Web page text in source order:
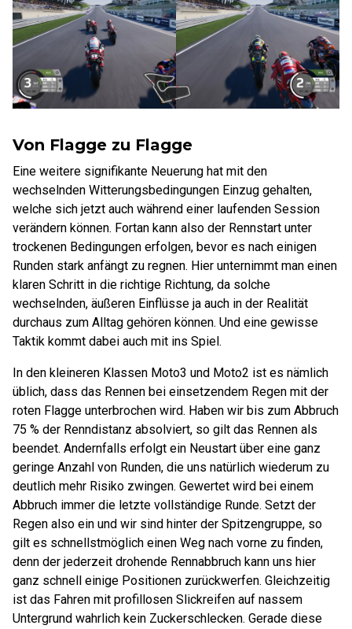
Von Flagge zu Flagge
Eine weitere signifikante Neuerung hat mit den
wechselnden Witterungsbedingungen Einzug gehalten,
welche sich jetzt auch während einer laufenden Session
verändern können. Fortan kann also der Rennstart unter
trockenen Bedingungen erfolgen, bevor es nach einigen
Runden stark anfängt zu regnen. Hier unternimmt man einen
klaren Schritt in die richtige Richtung, da solche
wechselnden, äußeren Einflüsse ja auch in der Realität
durchaus zum Alltag gehören können. Und eine gewisse
Taktik kommt dabei auch mit ins Spiel.
In den kleineren Klassen Moto3 und Moto2 ist es nämlich
üblich, dass das Rennen bei einsetzendem Regen mit der
roten Flagge unterbrochen wird. Haben wir bis zum Abbruch
75 % der Renndistanz absolviert, so gilt das Rennen als
beendet. Andernfalls erfolgt ein Neustart über eine ganz
geringe Anzahl von Runden, die uns natürlich wiederum zu
deutlich mehr Risiko zwingen. Gewertet wird bei einem
Abbruch immer die letzte vollständige Runde. Setzt der
Regen also ein und wir sind hinter der Spitzengruppe, so
gilt es schnellstmöglich einen Weg nach vorne zu finden,
denn der jederzeit drohende Rennabbruch kann uns hier
ganz schnell einige Positionen zurückwerfen. Gleichzeitig
ist das Fahren mit profillosen Slickreifen auf nassem
Untergrund wahrlich kein Zuckerschlecken. Gerade diese